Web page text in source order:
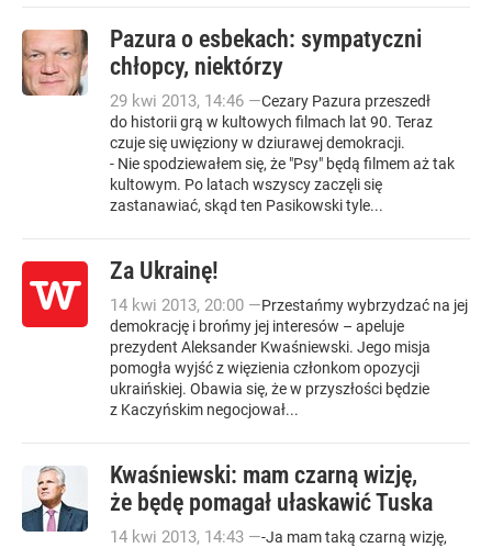
Pazura o esbekach: sympatyczni
chłopcy, niektórzy
29 kwi 2013, 14:46 —Cezary Pazura przeszedł
do historii grą w kultowych filmach lat 90. Teraz
czuje się uwięziony w dziurawej demokracji.
- Nie spodziewałem się, że "Psy" będą filmem aż tak
kultowym. Po latach wszyscy zaczęli się
zastanawiać, skąd ten Pasikowski tyle...
Za Ukrainę!
14 kwi 2013, 20:00 —Przestańmy wybrzydzać na jej
demokrację i brońmy jej interesów – apeluje
prezydent Aleksander Kwaśniewski. Jego misja
pomogła wyjść z więzienia członkom opozycji
ukraińskiej. Obawia się, że w przyszłości będzie
z Kaczyńskim negocjował...
Kwaśniewski: mam czarną wizję,
że będę pomagał ułaskawić Tuska
14 kwi 2013, 14:43 —-Ja mam taką czarną wizję,